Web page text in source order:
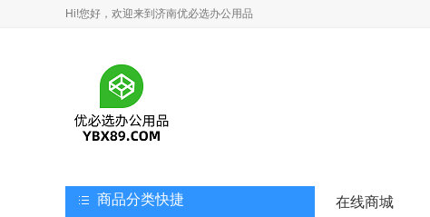
Hi!您好，欢迎来到济南优必选办公用品
商品分类快捷 在线商城